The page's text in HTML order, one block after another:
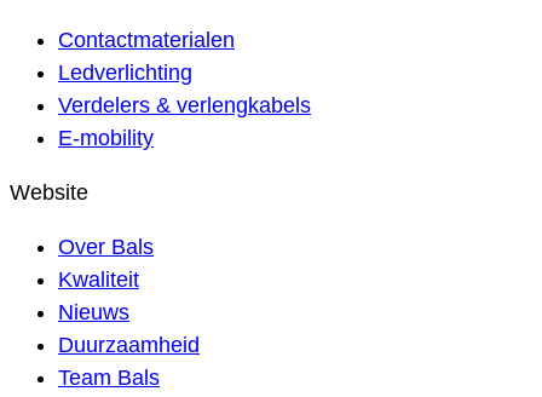
Contactmaterialen
Ledverlichting
Verdelers & verlengkabels
E-mobility
Website
Over Bals
Kwaliteit
Nieuws
Duurzaamheid
Team Bals